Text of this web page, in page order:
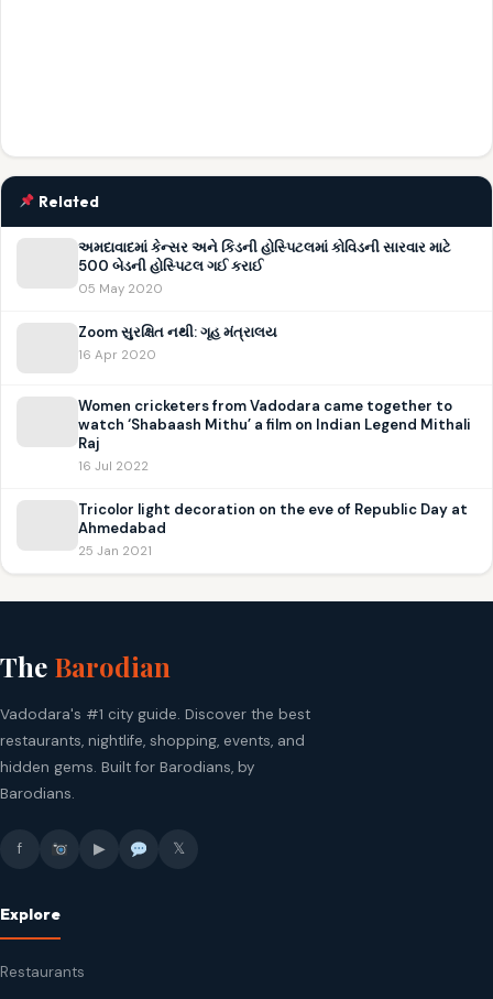
Related
અમદાવાદમાં કેન્સર અને કિડની હોસ્પિટલમાં કોવિડની સારવાર માટે
500 બેડની હોસ્પિટલ ગઈ કરાઈ
05 May 2020
Zoom સુરક્ષિત નથી: ગૃહ મંત્રાલય
16 Apr 2020
Women cricketers from Vadodara came together to
watch ‘Shabaash Mithu’ a film on Indian Legend Mithali
Raj
16 Jul 2022
Tricolor light decoration on the eve of Republic Day at
Ahmedabad
25 Jan 2021
The Barodian
Vadodara's #1 city guide. Discover the best
restaurants, nightlife, shopping, events, and
hidden gems. Built for Barodians, by
Barodians.
f ▶ 𝕏
Explore
Restaurants